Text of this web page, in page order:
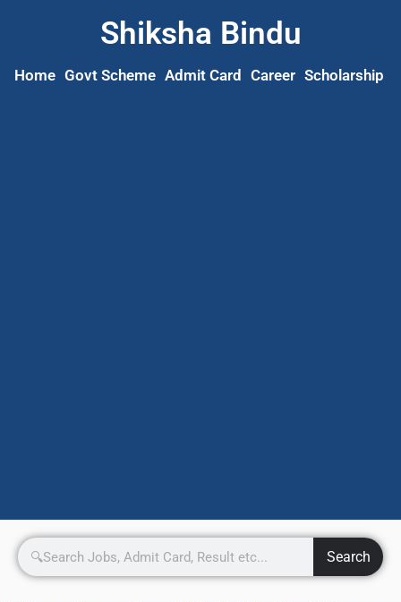
Shiksha Bindu
Home Govt Scheme Admit Card Career Scholarship
Search